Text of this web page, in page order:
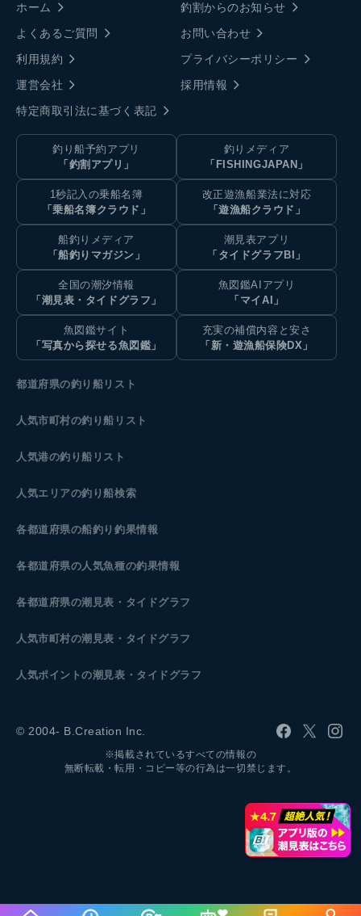
ホーム
釣割からのお知らせ
よくあるご質問
お問い合わせ
利用規約
プライバシーポリシー
運営会社
採用情報
特定商取引法に基づく表記
釣り船予約アプリ
「釣割アプリ」
釣りメディア
「FISHINGJAPAN」
1秒記入の乗船名簿
「乗船名簿クラウド」
改正遊漁船業法に対応
「遊漁船クラウド」
船釣りメディア
「船釣りマガジン」
潮見表アプリ
「タイドグラフBI」
全国の潮汐情報
「潮見表・タイドグラフ」
魚図鑑AIアプリ
「マイAI」
魚図鑑サイト
「写真から探せる魚図鑑」
充実の補償内容と安さ
「新・遊漁船保険DX」
都道府県の釣り船リスト
人気市町村の釣り船リスト
人気港の釣り船リスト
人気エリアの釣り船検索
各都道府県の船釣り釣果情報
各都道府県の人気魚種の釣果情報
各都道府県の潮見表 ・タイドグラフ
人気市町村の潮見表・タイドグラフ
人気ポイントの潮見表・タイドグラフ
© 2004- B.Creation Inc.
※掲載されているすべての情報の
無断転載・転用・コピー等の行為は一切禁じます。